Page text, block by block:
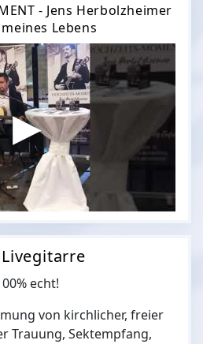
- Jens Herbolzheimer
Lebens
echt!
von kirchlicher, freier
Trauung, Sektempfang,